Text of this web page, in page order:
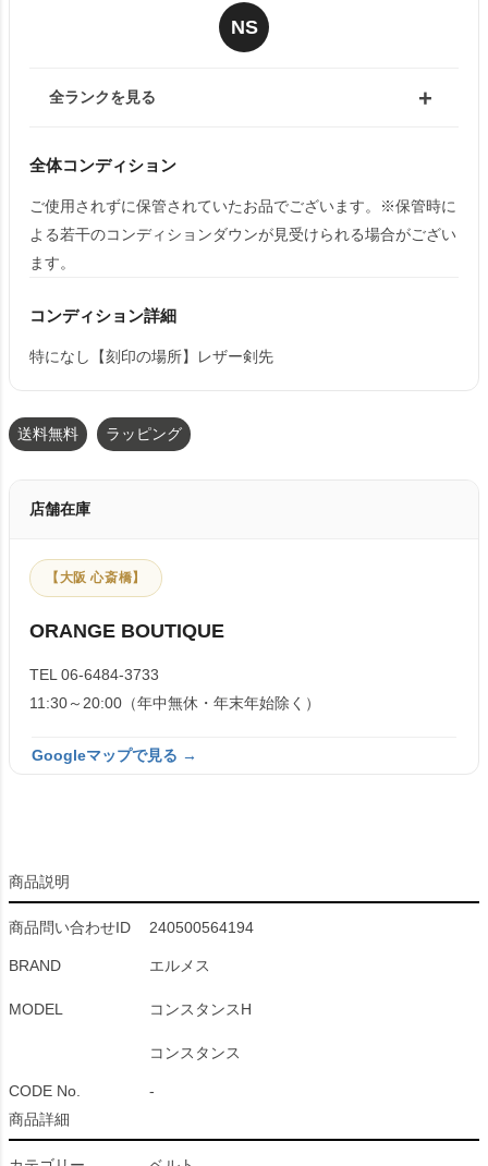
NS
全ランクを見る
全体コンディション
ご使用されずに保管されていたお品でございます。※保管時に
よる若干のコンディションダウンが見受けられる場合がござい
ます。
コンディション詳細
特になし【刻印の場所】レザー剣先
送料無料 ラッピング
店舗在庫
【大阪 心斎橋】
ORANGE BOUTIQUE
TEL 06-6484-3733
11:30～20:00（年中無休・年末年始除く）
Googleマップで見る →
商品説明
商品問い合わせID 240500564194
BRAND エルメス
MODEL コンスタンスH
コンスタンス
CODE No.
-
商品詳細